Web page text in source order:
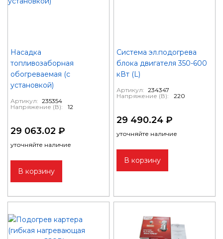
Насадка
топливозаборная
обогреваемая (с
установкой)
Артикул: 235354
Напряжение (В):
12
29 063.02 ₽
уточняйте наличие
В корзину
Система эл.подогрева
блока двигателя 350-600
кВт (L)
Артикул: 234347
Напряжение (В):
220
29 490.24 ₽
уточняйте наличие
В корзину